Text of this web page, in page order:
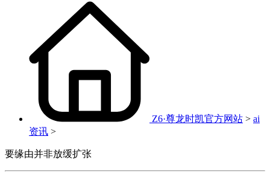
Z6·尊龙时凯官方网站 > ai
资讯 >
要缘由并非放缓扩张